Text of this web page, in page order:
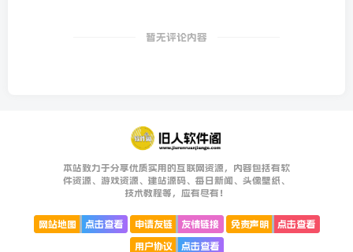
暂无评论内容
本站致力于分享优质实用的互联网资源，内容包括有软
件资源、游戏资源、建站源码、每日新闻、头像壁纸、
技术教程等，应有尽有！
网站地图 点击查看 申请友链 友情链接 免责声明
点击查看
用户协议
点击查看